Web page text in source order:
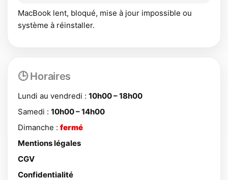
MacBook lent, bloqué, mise à jour impossible ou
système à réinstaller.
🕒 Horaires
Lundi au vendredi : 10h00 – 18h00
Samedi : 10h00 – 14h00
Dimanche : fermé
Mentions légales
CGV
Confidentialité